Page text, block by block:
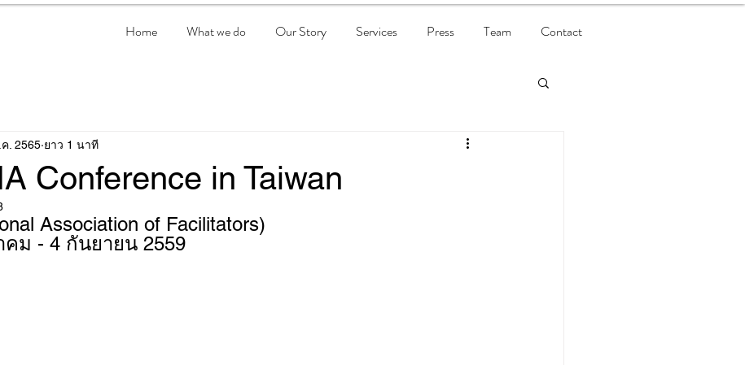
Home What we do Our Story Services Press Team Contact
Conference in Taiwan
. 2565 ยาว 1 นาที
Association of Facilitators)
คม - 4 กันยายน 2559